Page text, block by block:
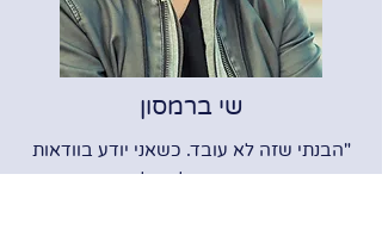
שי ברמסון
"הבנתי שזה לא עובד. כשאני יודע בוודאות
פנימית שאני רוצה אבל זה לא עובד אמרתי